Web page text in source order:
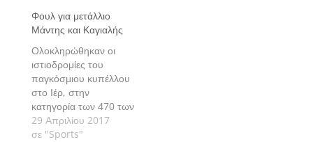
Φουλ για μετάλλιο
Μάντης και Καγιαλής
Ολοκληρώθηκαν οι
ιστιοδρομίες του
παγκόσμιου κυπέλλου
στο Ιέρ, στην
κατηγορία των 470 των
ανδρών και το δίδυμο
Μάντης και Καγιαλής
29 Απριλίου 2017
σε "Sports"